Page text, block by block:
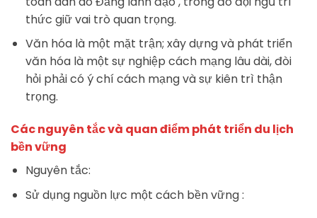
thức giữ vai trò quan trọng.
Văn hóa là một mặt trận; xây dựng và phát triển
văn hóa là một sự nghiệp cách mạng lâu dài, đòi
hỏi phải có ý chí cách mạng và sự kiên trì thận
trọng.
Các nguyên tắc và quan điểm phát triển du lịch
bền vững
Nguyên tắc:
Sử dụng nguồn lực một cách bền vững :